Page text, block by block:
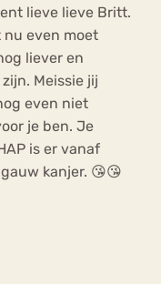
lieve lieve Britt.
nu even moet
liever en
Meissie jij
even niet
je ben. Je
is er vanaf
kanjer. 😘😘